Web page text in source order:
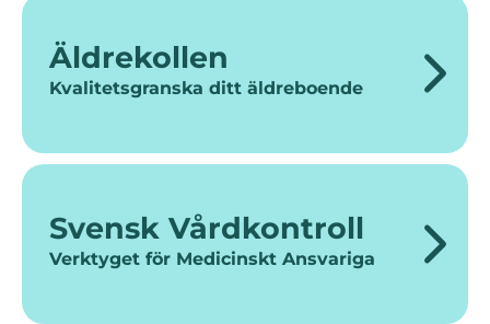
Äldrekollen
Kvalitetsgranska ditt äldreboende
Svensk Vårdkontroll
Verktyget för Medicinskt Ansvariga